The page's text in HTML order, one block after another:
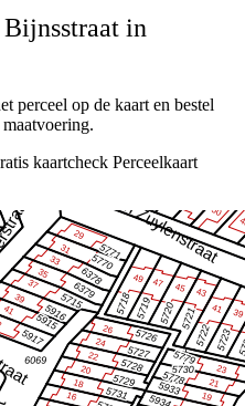
in
perceel op de kaart en bestel
kaartcheck Perceelkaart